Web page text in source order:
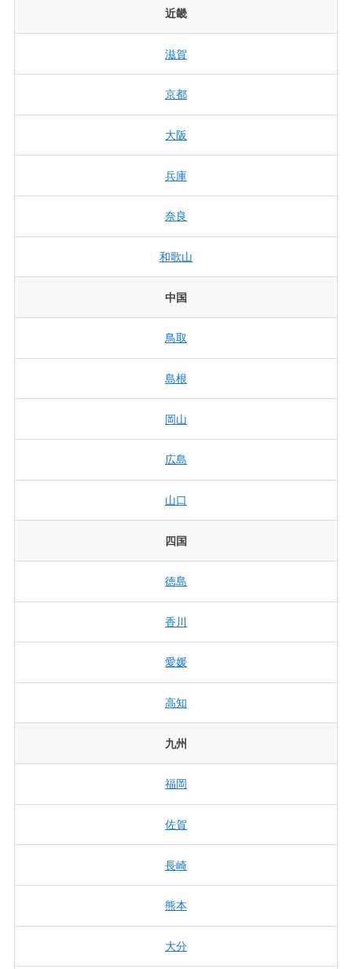
近畿
滋賀
京都
大阪
兵庫
奈良
和歌山
中国
鳥取
島根
岡山
広島
山口
四国
徳島
香川
愛媛
高知
九州
福岡
佐賀
長崎
熊本
大分